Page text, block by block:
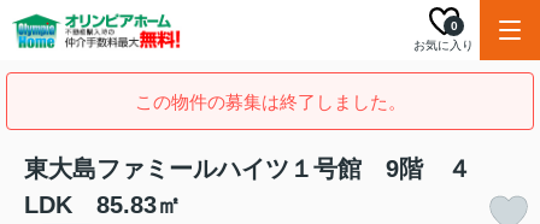
お気に入り
0
この物件の募集は終了しました。
東大島ファミールハイツ１号館 9階 ４
LDK 85.83㎡